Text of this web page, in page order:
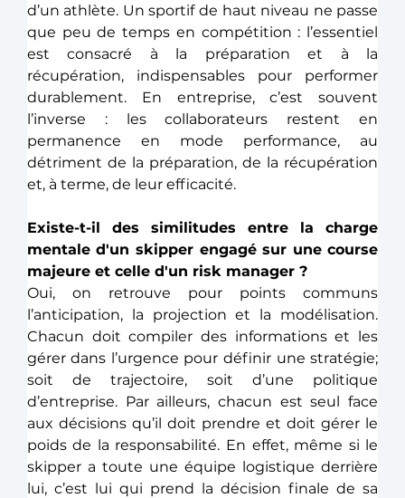
d’un athlète. Un sportif de haut niveau ne passe
que peu de temps en compétition : l’essentiel
est consacré à la préparation et à la
récupération, indispensables pour performer
durablement. En entreprise, c’est souvent
l’inverse : les collaborateurs restent en
permanence en mode performance, au
détriment de la préparation, de la récupération
et, à terme, de leur efficacité.
Existe-t-il des similitudes entre la charge
mentale d'un skipper engagé sur une course
majeure et celle d'un risk manager ?
Oui, on retrouve pour points communs
l’anticipation, la projection et la modélisation.
Chacun doit compiler des informations et les
gérer dans l’urgence pour définir une stratégie;
soit de trajectoire, soit d’une politique
d’entreprise. Par ailleurs, chacun est seul face
aux décisions qu’il doit prendre et doit gérer le
poids de la responsabilité. En effet, même si le
skipper a toute une équipe logistique derrière
lui, c’est lui qui prend la décision finale de sa